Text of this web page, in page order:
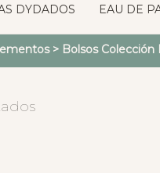
DYDADOS EAU DE
> Bolsos Colección